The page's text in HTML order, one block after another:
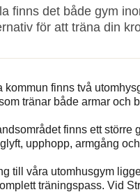
finns det både gym
för att träna din
kommun finns två
tränar både armar och
finns ett
upphopp, armgång
till våra utomhusgym
träningspass. Vid